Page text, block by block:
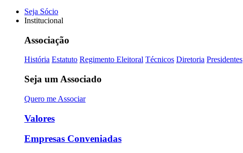
Seja Sócio
Institucional
Associação
História Estatuto Regimento Eleitoral Técnicos Diretoria Presidentes
Seja um Associado
Quero me Associar
Valores
Empresas Conveniadas